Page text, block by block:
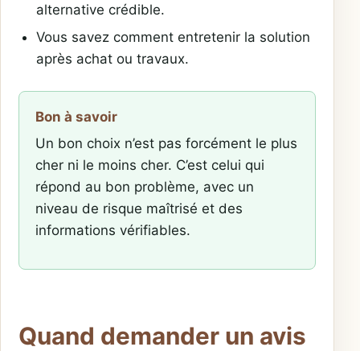
alternative crédible.
Vous savez comment entretenir la solution
après achat ou travaux.
Bon à savoir
Un bon choix n’est pas forcément le plus
cher ni le moins cher. C’est celui qui
répond au bon problème, avec un
niveau de risque maîtrisé et des
informations vérifiables.
Quand demander un avis